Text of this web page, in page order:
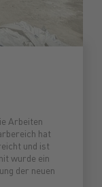
Arbeiten
hat
und ist
wurde ein
der neuen